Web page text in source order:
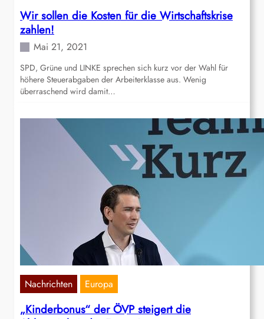
Wir sollen die Kosten für die Wirtschaftskrise
zahlen!
Mai 21, 2021
SPD, Grüne und LINKE sprechen sich kurz vor der Wahl für
höhere Steuerabgaben der Arbeiterklasse aus. Wenig
überraschend wird damit…
Nachrichten Europa
„Kinderbonus“ der ÖVP steigert die